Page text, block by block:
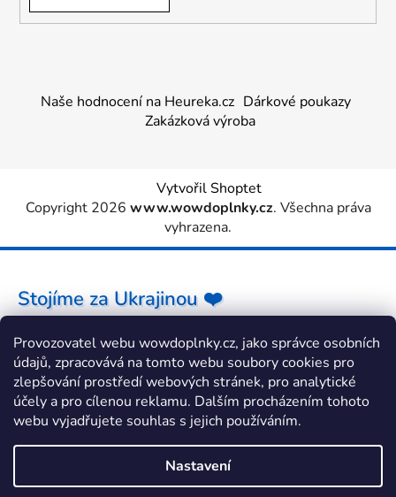
Provozovatel webu wowdoplnky.cz, jako správce osobních
údajů, zpracovává na tomto webu soubory cookies pro
zlepšování prostředí webových stránek, pro analytické
účely a pro cílenou reklamu. Dalším procházením tohoto
webu vyjadřujete souhlas s jejich používáním.
Nastavení
Naše hodnocení na Heureka.cz Dárkové poukazy
Zakázková výroba
Vytvořil Shoptet
Copyright 2026 www.wowdoplnky.cz. Všechna práva
vyhrazena.
Stojíme za Ukrajinou ❤️
Jak a čím pomoci »